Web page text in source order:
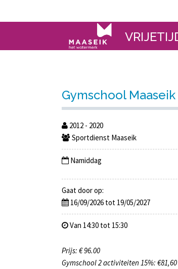
Gymschool
2012 - 2020
Sportdienst Maaseik
Namiddag
Gaat door op:
16/09/2026 tot 19/05/2027
Van 14:30 tot 15:30
Prijs: € 96.00
Gymschool 2 activiteiten 15%: €81,60